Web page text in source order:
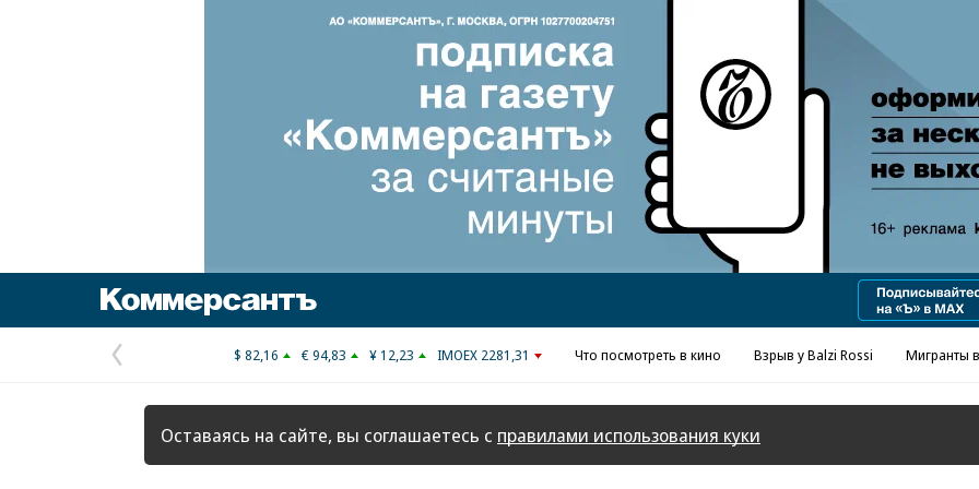
Реклама в «Ъ» www.kommersant.ru/ad
Предыдущая
страница
$ 82,16 € 94,83 ¥ 12,23 IMOEX 2281,31 Что посмотреть в кино Взрыв у Balzi Rossi Мигранты
Оставаясь на сайте, вы соглашаетесь с правилами использования куки